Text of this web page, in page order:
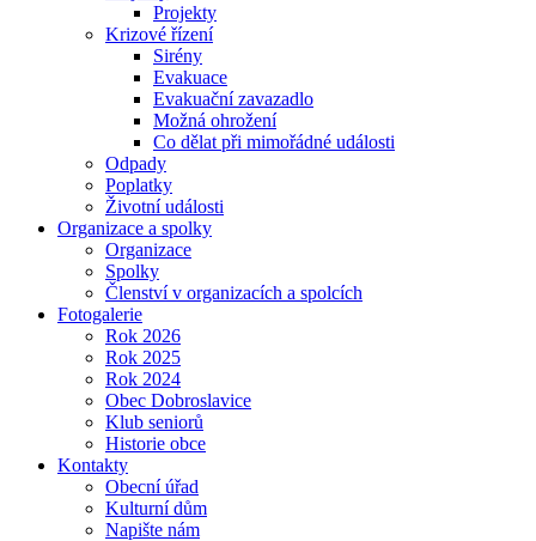
Projekty
Krizové řízení
Sirény
Evakuace
Evakuační zavazadlo
Možná ohrožení
Co dělat při mimořádné události
Odpady
Poplatky
Životní události
Organizace a spolky
Organizace
Spolky
Členství v organizacích a spolcích
Fotogalerie
Rok 2026
Rok 2025
Rok 2024
Obec Dobroslavice
Klub seniorů
Historie obce
Kontakty
Obecní úřad
Kulturní dům
Napište nám